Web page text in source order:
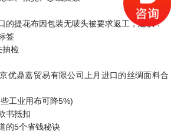
提花布因包装无唛头被要求返工，建议：
签
检
鼎嘉贸易有限公司上月进口的丝绸面料合
工业用布可降5%)
书抵扣
5个省钱秘诀